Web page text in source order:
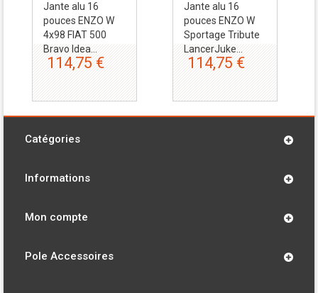
Jante alu 16
pouces ENZO W
4x98 FIAT 500
Bravo Idea...
114,75 €
Jante alu 16
pouces ENZO W
Sportage Tribute
LancerJuke...
114,75 €
Catégories
Informations
Mon compte
Pole Accessoires